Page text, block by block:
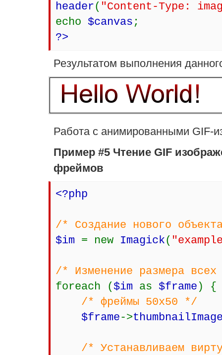
header( "Content-Type:
echo $canvas ;
?>
Результатом выполнения
Работа с анимированными GIF-
Пример #5 Чтение GIF
фреймов
<?php
/* Создание нового
$im = new Imagick(
/* Изменение размера
foreach ($im as $frame ) {
/* фреймы 50x50 */
$frame->
/* Устанавливаем